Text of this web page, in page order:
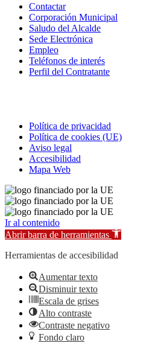
Contactar
Corporación Municipal
Saludo del Alcalde
Sede Electrónica
Empleo
Teléfonos de interés
Perfil del Contratante
Política de privacidad
Política de cookies (UE)
Aviso legal
Accesibilidad
Mapa Web
Ir al contenido
Abrir barra de herramientas
Herramientas de accesibilidad
Aumentar texto
Disminuir texto
Escala de grises
Alto contraste
Contraste negativo
Fondo claro